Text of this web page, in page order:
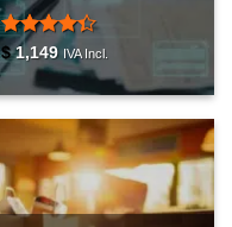
Valorado
con4.33
de 5
$1,149 IVA Incl.